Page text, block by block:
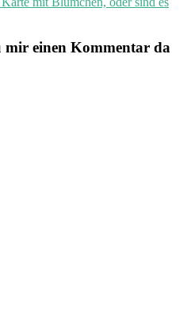
mir einen Kommentar da